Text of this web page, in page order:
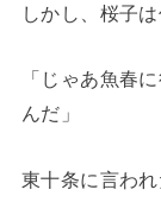
しかし、桜子
「じゃあ魚春
んだ」
東十条に言わ